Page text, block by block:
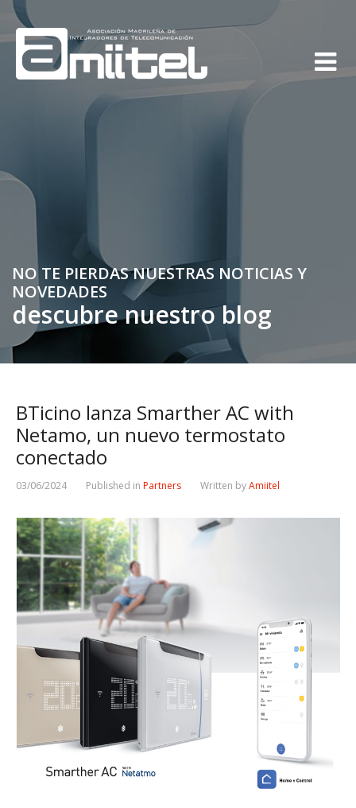
NO TE PIERDAS NUESTRAS NOTICIAS Y
NOVEDADES
descubre nuestro blog
BTicino lanza Smarther AC with
Netamo, un nuevo termostato
conectado
03/06/2024 Published in Partners Written byAmiitel